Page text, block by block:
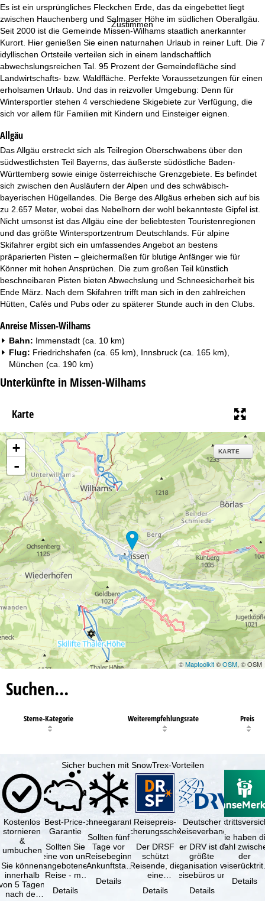
Zustimmen
t
s
i
t
e
Es ist ein ursprüngliches Fleckchen Erde, das da eingebettet liegt
zwischen Hauchenberg und Salmaser Höhe im südlichen Oberallgäu.
Seit 2000 ist die Gemeinde Missen-Wilhams staatlich anerkannter
Kurort. Hier genießen Sie einen naturnahen Urlaub in reiner Luft. Die 7
idyllischen Ortsteile verteilen sich in einem landschaftlich
abwechslungsreichen Tal. 95 Prozent der Gemeindefläche sind
Landwirtschafts- bzw. Waldfläche. Perfekte Voraussetzungen für einen
erholsamen Urlaub. Und das in reizvoller Umgebung: Denn für
Wintersportler stehen 4 verschiedene Skigebiete zur Verfügung, die
sich vor allem für Familien mit Kindern und Einsteiger eignen.
Allgäu
Das Allgäu erstreckt sich als Teilregion Oberschwabens über den
südwestlichsten Teil Bayerns, das äußerste südöstliche Baden-
Württemberg sowie einige österreichische Grenzgebiete. Es befindet
sich zwischen den Ausläufern der Alpen und des schwäbisch-
bayerischen Hügellandes. Die Berge des Allgäus erheben sich auf bis
zu 2.657 Meter, wobei das Nebelhorn der wohl bekannteste Gipfel ist.
Nicht umsonst ist das Allgäu eine der beliebtesten Touristenregionen
und das größte Wintersportzentrum Deutschlands. Für alpine
Skifahrer ergibt sich ein umfassendes Angebot an bestens
präparierten Pisten – gleichermaßen für blutige Anfänger wie für
Könner mit hohen Ansprüchen. Die zum großen Teil künstlich
beschneibaren Pisten bieten Abwechslung und Schneesicherheit bis
Ende März. Nach dem Skifahren trifft man sich in den zahlreichen
Hütten, Cafés und Pubs oder zu späterer Stunde auch in den Clubs.
Anreise Missen-Wilhams
Bahn: Immenstadt (ca. 10 km)
Flug: Friedrichshafen (ca. 65 km), Innsbruck (ca. 165 km),
München (ca. 190 km)
Unterkünfte in Missen-Wilhams
Karte
+
-
KARTE
©Maptoolkit©OSM, © OSM
Suchen…
Sterne-Kategorie Weiterempfehlungsrate Preis
Sicher buchen mit SnowTrex-Vorteilen
Kostenlos
stornieren
&
umbuchen
Sie können
innerhalb
5 Tagen
nach der
Best-Price-
Garantie
Sollten Sie
eine von uns
angebotene
Reise - mit
Verfügbarkeit
Details
Schneegarantie
Sollten fünf
Tage vor
Reisebeginn
(Ankunftstag)
aufgrund von
Schneemangel
Details
Reisepreis-
Sicherungsschein
Der DRSF
schützt
Reisende, die
eine
oder
Details
Deutscher
Reiseverband
Der DRV ist die
größte
Organisation von
Reisebüros und
Reiseveranstaltern
in …
Details
Sie haben
Wahl
der
(inklusive
Details